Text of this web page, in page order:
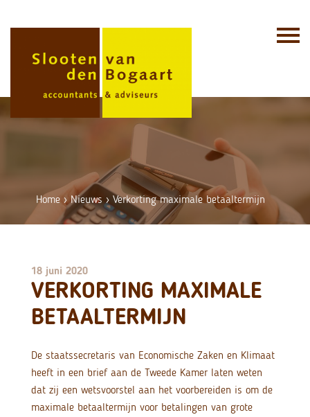
Home ›Nieuws ›Verkorting maximale betaaltermijn
18 juni 2020
VERKORTING MAXIMALE
BETAALTERMIJN
De staatssecretaris van Economische Zaken en Klimaat
heeft in een brief aan de Tweede Kamer laten weten
dat zij een wetsvoorstel aan het voorbereiden is om de
maximale betaaltermijn voor betalingen van grote